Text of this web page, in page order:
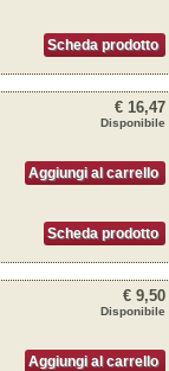
Scheda prodotto
€ 16,47
Disponibile
Aggiungi al carrello
Scheda prodotto
€ 9,50
Disponibile
Aggiungi al carrello